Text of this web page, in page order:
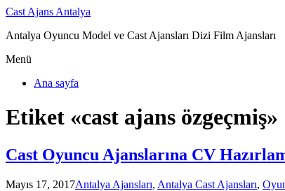
Cast Ajans Antalya
Antalya Oyuncu Model ve Cast Ajansları Dizi Film Ajansları
Menü
Ana sayfa
Etiket «cast ajans özgeçmiş»
Cast Oyuncu Ajanslarına CV
Mayıs 17, 2017Antalya Ajansları, Antalya Cast Ajansları,